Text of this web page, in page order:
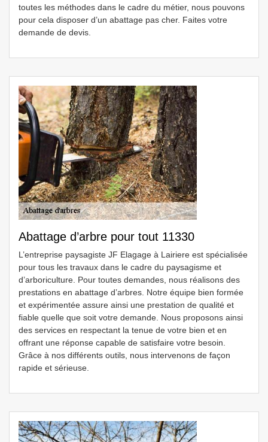
toutes les méthodes dans le cadre du métier, nous pouvons
pour cela disposer d’un abattage pas cher. Faites votre
demande de devis.
Abattage d’arbre pour tout 11330
L’entreprise paysagiste JF Elagage à Lairiere est spécialisée
pour tous les travaux dans le cadre du paysagisme et
d’arboriculture. Pour toutes demandes, nous réalisons des
prestations en abattage d’arbres. Notre équipe bien formée
et expérimentée assure ainsi une prestation de qualité et
fiable quelle que soit votre demande. Nous proposons ainsi
des services en respectant la tenue de votre bien et en
offrant une réponse capable de satisfaire votre besoin.
Grâce à nos différents outils, nous intervenons de façon
rapide et sérieuse.